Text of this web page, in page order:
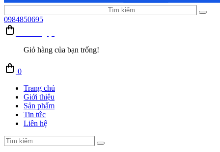
0984850695
Giỏ hàng của bạn trống!
0
Trang chủ
Giới thiệu
Sản phẩm
Tin tức
Liên hệ